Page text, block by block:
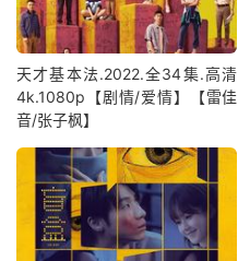
天才基本法.2022.全34集.高清
4k.1080p【剧情/爱情】【雷佳
音/张子枫】